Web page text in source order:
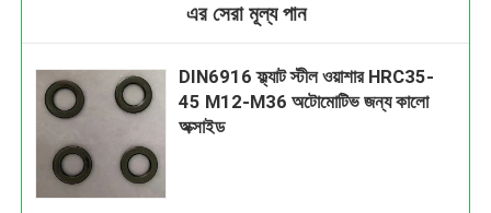
এর সেরা মূল্য পান
DIN6916 ফ্ল্যাট স্টীল ওয়াশার HRC35-
45 M12-M36 অটোমোটিভ জন্য কালো
অক্সাইড